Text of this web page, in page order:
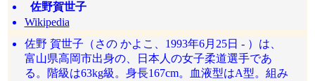
佐野賀世子
Wikipedia
佐野 賀世子（さの かよこ、1993年6月25日 - ）は、
富山県高岡市出身の、日本人の女子柔道選手であ
る。階級は63kg級。身長167cm。血液型はA型。組み